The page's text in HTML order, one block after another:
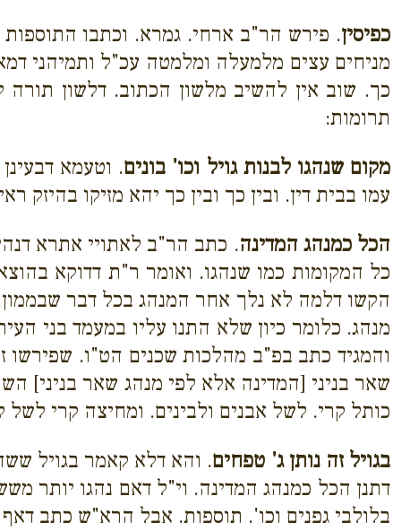
כפיסין. פירש הר"ב ארחי. גמרא. וכתבו
מניחים עצים מלמעלה ומלמטה עכ"ל ותמיהני
כך. שוב אין להשיב מלשון הכתוב. דלשון
תרומות:
מקום שנהגו לבנות גויל וכו' בונים. וטעמא
עמו בבית דין. ובין כך ובין כך יהא מזיקו בהיזק
הכל כמנהג המדינה. כתב הר"ב לאתויי אתרא
כל המקומות כמו שנהגו. ואומר ר"ת דדוקא
הקשו דלמה לא נלך אחר המנהג בכל דבר
מנהג. כלומר כיון שלא התנו עליו במעמד בני
והמגיד כתב בפ"ב מהלכות שכנים הט"ו. שפירשו
שאר בניני [המדינה אלא לפי מנהג שאר בניני]
כותל קרי. לשל אבנים ולבינים. ומחיצה קרי
בגויל זה נותן ג' טפחים. והא דלא קאמר בגויל
דתנן הכל כמנהג המדינה. וי"ל דאם נהגו יותר
בלולבי גפנים וכו'. תוספות. אבל הרא"ש כתב